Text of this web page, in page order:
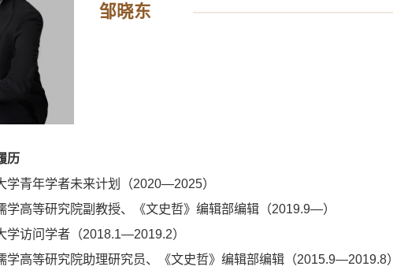
邹晓东
历
学青年学者未来计划（2020—2025）
学高等研究院副教授、《文史哲》编辑部编辑（2019.9—）
学访问学者（2018.1—2019.2）
学高等研究院助理研究员、《文史哲》编辑部编辑（2015.9—2019.8）